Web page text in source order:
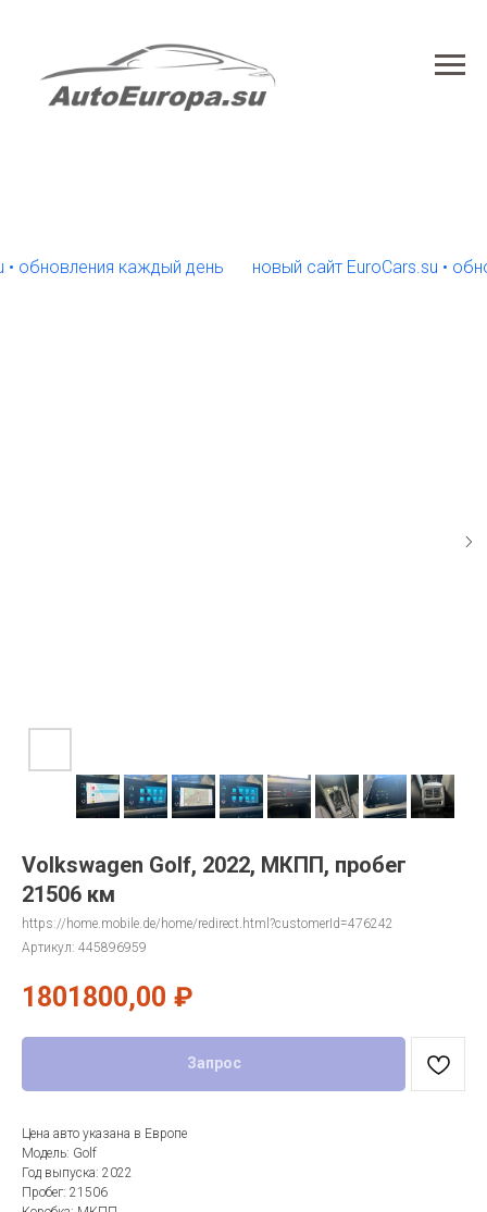
каждый день новый сайт EuroCars.su •
Volkswagen Golf, 2022, МКПП, пробег
21506 км
https://home.mobile.de/home/redirect.html?customerId=476242
Артикул: 445896959
1801800,00 ₽
Запрос
Цена авто указана в Европе
Модель: Golf
Год выпуска: 2022
Пробег: 21506